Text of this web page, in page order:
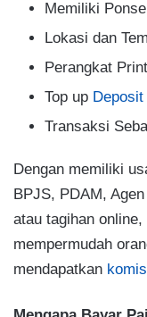
Memiliki
Lokasi dan
Perangkat
Top up
Transaksi
Dengan memiliki
BPJS, PDAM,
atau tagihan
mempermudah
mendapatkan